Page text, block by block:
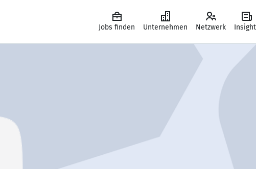
Jobs finden Unternehmen Netzwerk